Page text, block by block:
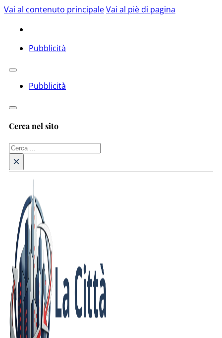
Vai al contenuto principaleVai al piè di pagina
Pubblicità
Pubblicità
Cerca nel sito
Cerca
×